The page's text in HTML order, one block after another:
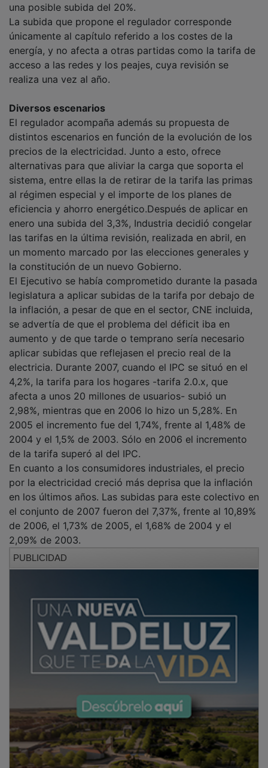
una posible subida del 20%.
La subida que propone el regulador corresponde
únicamente al capítulo referido a los costes de la
energía, y no afecta a otras partidas como la tarifa de
acceso a las redes y los peajes, cuya revisión se
realiza una vez al año.
Diversos escenarios
El regulador acompaña además su propuesta de
distintos escenarios en función de la evolución de los
precios de la electricidad. Junto a esto, ofrece
alternativas para que aliviar la carga que soporta el
sistema, entre ellas la de retirar de la tarifa las primas
al régimen especial y el importe de los planes de
eficiencia y ahorro energético.Después de aplicar en
enero una subida del 3,3%, Industria decidió congelar
las tarifas en la última revisión, realizada en abril, en
un momento marcado por las elecciones generales y
la constitución de un nuevo Gobierno.
El Ejecutivo se había comprometido durante la pasada
legislatura a aplicar subidas de la tarifa por debajo de
la inflación, a pesar de que en el sector, CNE incluida,
se advertía de que el problema del déficit iba en
aumento y de que tarde o temprano sería necesario
aplicar subidas que reflejasen el precio real de la
electricia. Durante 2007, cuando el IPC se situó en el
4,2%, la tarifa para los hogares -tarifa 2.0.x, que
afecta a unos 20 millones de usuarios- subió un
2,98%, mientras que en 2006 lo hizo un 5,28%. En
2005 el incremento fue del 1,74%, frente al 1,48% de
2004 y el 1,5% de 2003. Sólo en 2006 el incremento
de la tarifa superó al del IPC.
En cuanto a los consumidores industriales, el precio
por la electricidad creció más deprisa que la inflación
en los últimos años. Las subidas para este colectivo en
el conjunto de 2007 fueron del 7,37%, frente al 10,89%
de 2006, el 1,73% de 2005, el 1,68% de 2004 y el
2,09% de 2003.
PUBLICIDAD